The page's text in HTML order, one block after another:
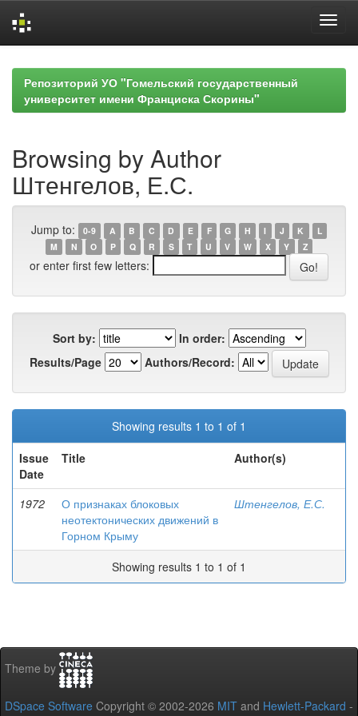
navigationРепозиторий УО "Гомельский государственный
университет имени Франциска Скорины"
Browsing by Author
Штенгелов, Е.С.
Jump to: 0-9 A B C D E F G H I J K
L
M
N O P Q R S T U V W X Y Z
or enter first few letters:
Sort by:
In order:
Results/Page
Authors/Record:
Showing results 1 to 1 of 1
Issue
Date
Title Author(s)
1972
О признаках блоковых
неотектонических движений в
Горном Крыму
Штенгелов, Е.С.
Showing results 1 to 1 of 1
Theme by
DSpace Software Copyright © 2002-2026 MIT and Hewlett-Packard -